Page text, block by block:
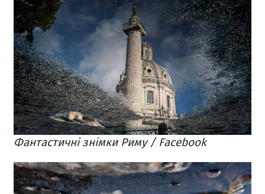
Фантастичні знімки Риму / Facebook